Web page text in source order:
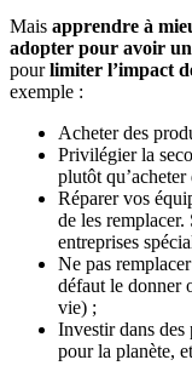
Mais apprendre à
adopter pour avoir
pourlimiter l’impact
exemple :
Acheter des
Privilégier la
plutôt
Réparer vos
de les
entreprises
Ne pas
défaut le donner
vie) ;
Investir dans des
pour la planète,